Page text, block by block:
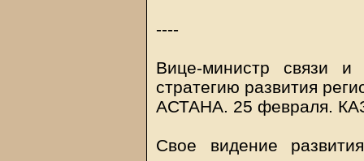
----
Вице-министр связи
стратегию развития
АСТАНА. 25 февраля.
Свое видение